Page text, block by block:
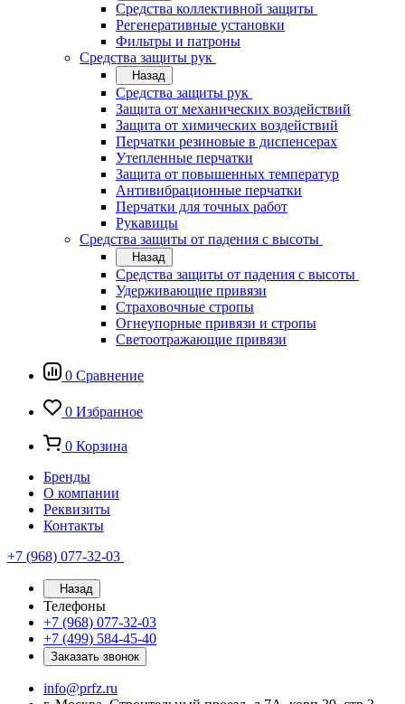
Средства коллективной защиты
Регенеративные установки
Фильтры и патроны
Средства защиты рук
Назад
Средства защиты рук
Защита от механических воздействий
Защита от химических воздействий
Перчатки резиновые в диспенсерах
Утепленные перчатки
Защита от повышенных температур
Антивибрационные перчатки
Перчатки для точных работ
Рукавицы
Средства защиты от падения с высоты
Назад
Средства защиты от падения с высоты
Удерживающие привязи
Страховочные стропы
Огнеупорные привязи и стропы
Светоотражающие привязи
0 Сравнение
0 Избранное
0 Корзина
Бренды
О компании
Реквизиты
Контакты
+7 (968) 077-32-03
Назад
Телефоны
+7 (968) 077-32-03
+7 (499) 584-45-40
Заказать звонок
info@prfz.ru